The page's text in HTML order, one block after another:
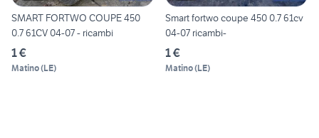
SMART FORTWO COUPE 450
0.7 61CV 04-07 - ricambi
1 €
Matino(LE)
Smart fortwo coupe 450 0.7 61cv
04-07 ricambi-
1 €
Matino(LE)